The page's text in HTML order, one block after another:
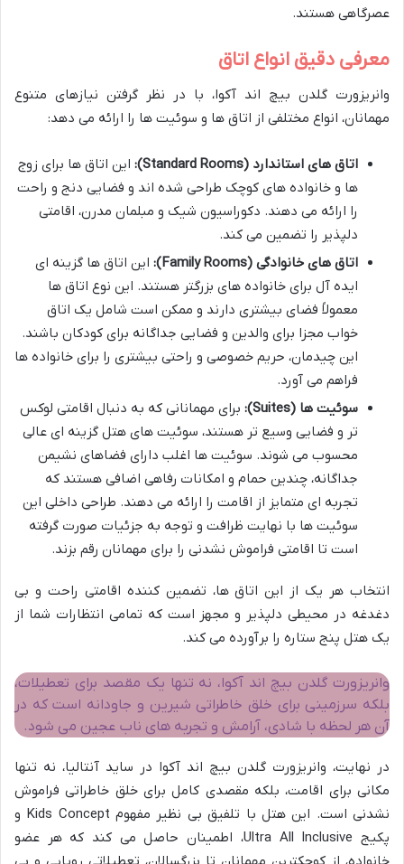
عصرگاهی هستند.
معرفی دقیق انواع اتاق
وانریزورت گلدن بیچ اند آکوا، با در نظر گرفتن نیازهای متنوع
مهمانان، انواع مختلفی از اتاق ها و سوئیت ها را ارائه می دهد:
اتاق های استاندارد (Standard Rooms):
این اتاق ها برای زوج
ها و خانواده های کوچک طراحی شده اند و فضایی دنج و راحت
را ارائه می دهند. دکوراسیون شیک و مبلمان مدرن، اقامتی
دلپذیر را تضمین می کند.
اتاق های خانوادگی (Family Rooms):
این اتاق ها گزینه ای
ایده آل برای خانواده های بزرگتر هستند. این نوع اتاق ها
معمولاً فضای بیشتری دارند و ممکن است شامل یک اتاق
خواب مجزا برای والدین و فضایی جداگانه برای کودکان باشند.
این چیدمان، حریم خصوصی و راحتی بیشتری را برای خانواده ها
فراهم می آورد.
سوئیت ها (Suites):
برای مهمانانی که به دنبال اقامتی لوکس
تر و فضایی وسیع تر هستند، سوئیت های هتل گزینه ای عالی
محسوب می شوند. سوئیت ها اغلب دارای فضاهای نشیمن
جداگانه، چندین حمام و امکانات رفاهی اضافی هستند که
تجربه ای متمایز از اقامت را ارائه می دهند. طراحی داخلی این
سوئیت ها با نهایت ظرافت و توجه به جزئیات صورت گرفته
است تا اقامتی فراموش نشدنی را برای مهمانان رقم بزند.
انتخاب هر یک از این اتاق ها، تضمین کننده اقامتی راحت و بی
دغدغه در محیطی دلپذیر و مجهز است که تمامی انتظارات شما از
یک هتل پنج ستاره را برآورده می کند.
وانریزورت گلدن بیچ اند آکوا، نه تنها یک مقصد برای تعطیلات،
بلکه سرزمینی برای خلق خاطراتی شیرین و جاودانه است که در
آن هر لحظه با شادی، آرامش و تجربه های ناب عجین می شود.
در نهایت، وانریزورت گلدن بیچ اند آکوا در ساید آنتالیا، نه تنها
مکانی برای اقامت، بلکه مقصدی کامل برای خلق خاطراتی فراموش
نشدنی است. این هتل با تلفیق بی نظیر مفهوم Kids Concept و
پکیج Ultra All Inclusive، اطمینان حاصل می کند که هر عضو